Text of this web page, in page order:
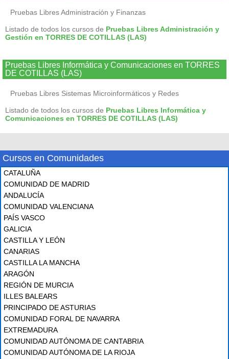
Pruebas Libres Administración y Finanzas
Listado de todos los cursos de Pruebas Libres Administración y
Gestión en TORRES DE COTILLAS (LAS)
Pruebas Libres Informática y Comunicaciones en TORRES
DE COTILLAS (LAS)
Pruebas Libres Sistemas Microinformáticos y Redes
Listado de todos los cursos de Pruebas Libres Informática y
Comunicaciones en TORRES DE COTILLAS (LAS)
Cursos en Comunidades
CATALUÑA
COMUNIDAD DE MADRID
ANDALUCÍA
COMUNIDAD VALENCIANA
PAÍS VASCO
GALICIA
CASTILLA Y LEÓN
CANARIAS
CASTILLA LA MANCHA
ARAGÓN
REGIÓN DE MURCIA
ILLES BALEARS
PRINCIPADO DE ASTURIAS
COMUNIDAD FORAL DE NAVARRA
EXTREMADURA
COMUNIDAD AUTÓNOMA DE CANTABRIA
COMUNIDAD AUTÓNOMA DE LA RIOJA